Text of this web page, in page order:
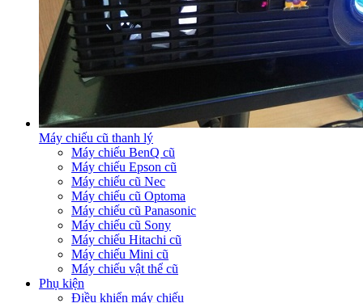
Máy chiếu cũ thanh lý
Máy chiếu BenQ cũ
Máy chiếu Epson cũ
Máy chiếu cũ Nec
Máy chiếu cũ Optoma
Máy chiếu cũ Panasonic
Máy chiếu cũ Sony
Máy chiếu Hitachi cũ
Máy chiếu Mini cũ
Máy chiếu vật thể cũ
Phụ kiện
Điều khiển máy chiếu